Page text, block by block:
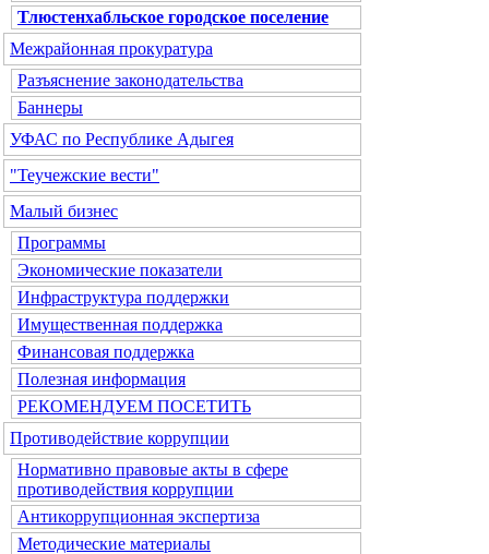
Тлюстенхабльское городское поселение
Межрайонная прокуратура
Разъяснение законодательства
Баннеры
УФАС по Республике Адыгея
"Теучежские вести"
Малый бизнес
Программы
Экономические показатели
Инфраструктура поддержки
Имущественная поддержка
Финансовая поддержка
Полезная информация
РЕКОМЕНДУЕМ ПОСЕТИТЬ
Противодействие коррупции
Нормативно правовые акты в сфере
противодействия коррупции
Антикоррупционная экспертиза
Методические материалы